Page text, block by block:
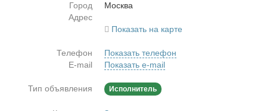
Город
Москва
Адрес
Показать на карте
Телефон
Показать телефон
E-mail
Показать e-mail
Тип объявления Исполнитель